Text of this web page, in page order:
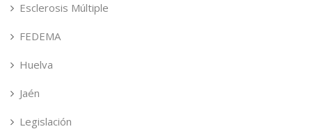
Esclerosis Múltiple
FEDEMA
Huelva
Jaén
Legislación